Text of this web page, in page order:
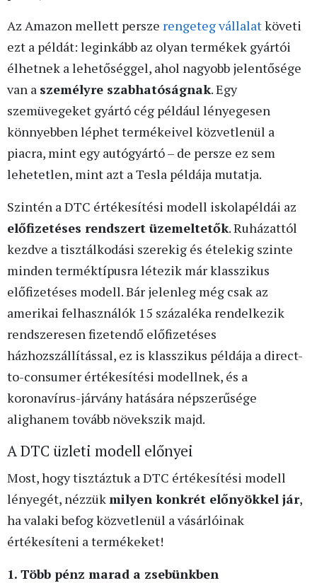
Az Amazon mellett persze rengeteg vállalatköveti
ezt a példát: leginkább az olyan termékek gyártói
élhetnek a lehetőséggel, ahol nagyobb jelentősége
van a személyre szabhatóságnak. Egy
szemüvegeket gyártó cég például lényegesen
könnyebben léphet termékeivel közvetlenül a
piacra, mint egy autógyártó – de persze ez sem
lehetetlen, mint azt a Tesla példája mutatja.
Szintén a DTC értékesítési modell iskolapéldái az
előfizetéses rendszert üzemeltetők. Ruházattól
kezdve a tisztálkodási szerekig és ételekig szinte
minden terméktípusra létezik már klasszikus
előfizetéses modell. Bár jelenleg még csak az
amerikai felhasználók 15 százaléka rendelkezik
rendszeresen fizetendő előfizetéses
házhozszállítással, ez is klasszikus példája a direct-
to-consumer értékesítési modellnek, és a
koronavírus-járvány hatására népszerűsége
alighanem tovább növekszik majd.
A DTC üzleti modell előnyei
Most, hogy tisztáztuk a DTC értékesítési modell
lényegét, nézzükmilyen konkrét előnyökkel jár,
ha valaki befog közvetlenül a vásárlóinak
értékesíteni a termékeket!
1. Több pénz marad a zsebünkben